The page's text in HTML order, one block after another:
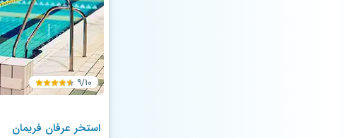
۹/۱۰
استخر عرفان فریمان